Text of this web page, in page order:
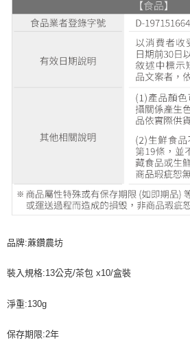
品牌:蔴鑽農坊
裝入規格:13公克/茶包 x10/盒裝
淨重:130g
保存期限:2年